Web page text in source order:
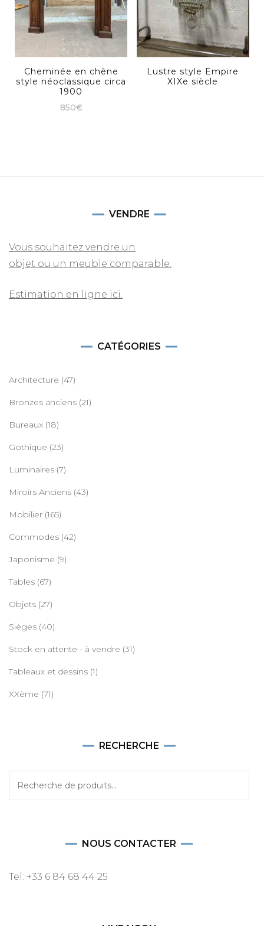
Cheminée en chêne
style néoclassique circa
1900
850€
Lustre style Empire
XIXe siècle
VENDRE
Vous souhaitez vendre un
objet ou un meuble comparable.
Estimation en ligne ici.
CATÉGORIES
Architecture (47)
Bronzes anciens (21)
Bureaux (18)
Gothique (23)
Luminaires (7)
Miroirs Anciens (43)
Mobilier (165)
Commodes (42)
Japonisme (9)
Tables (67)
Objets (27)
Sièges (40)
Stock en attente - à vendre (31)
Tableaux et dessins (1)
XXème (71)
RECHERCHE
NOUS CONTACTER
Tel: +33 6 84 68 44 25